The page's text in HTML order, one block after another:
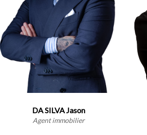
DA SILVA Jason
Agent immobilier